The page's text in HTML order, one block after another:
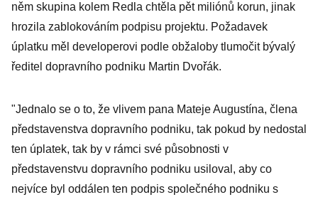
něm skupina kolem Redla chtěla pět miliónů korun, jinak
hrozila zablokováním podpisu projektu. Požadavek
úplatku měl developerovi podle obžaloby tlumočit bývalý
ředitel dopravního podniku Martin Dvořák.
"Jednalo se o to, že vlivem pana Mateje Augustína, člena
představenstva dopravního podniku, tak pokud by nedostal
ten úplatek, tak by v rámci své působnosti v
představenstvu dopravního podniku usiloval, aby co
nejvíce byl oddálen ten podpis společného podniku s